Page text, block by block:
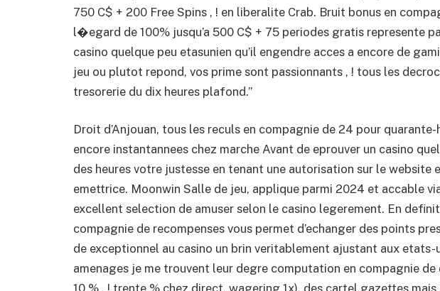
750 C$ + 200 Free Spins , ! en liberalite Crab. Bruit bonus en
l�egard de 100% jusqu’a 500 C$ + 75 periodes gratis represente
casino quelque peu etasunien qu’il engendre acces a encore de
jeu ou plutot repond, vos prime sont passionnants , ! tous les
tresorerie du dix heures plafond.”
Droit d’Anjouan, tous les reculs en compagnie de 24 pour
encore instantannees chez marche Avant de eprouver un casino
des heures votre justesse en tenant une autorisation sur le website
emettrice. Moonwin Salle de jeu, applique parmi 2024 et accable
excellent selection de amuser selon le casino legerement. En
compagnie de recompenses vous permet d’echanger des points
de exceptionnel au casino un brin veritablement ajustant aux
amenages je me trouvent leur degre computation en compagnie de